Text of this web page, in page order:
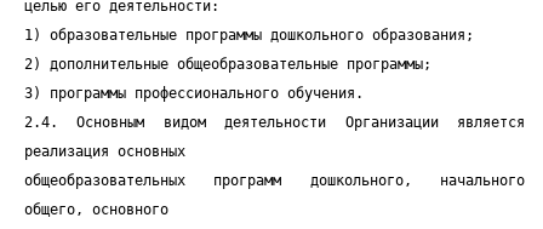
целью его деятельности:
1) образовательные программы дошкольного образования;
2) дополнительные общеобразовательные программы;
3) программы профессионального обучения.
2.4. Основным видом деятельности Организации является
реализация основных
общеобразовательных программ дошкольного, начального
общего, основного